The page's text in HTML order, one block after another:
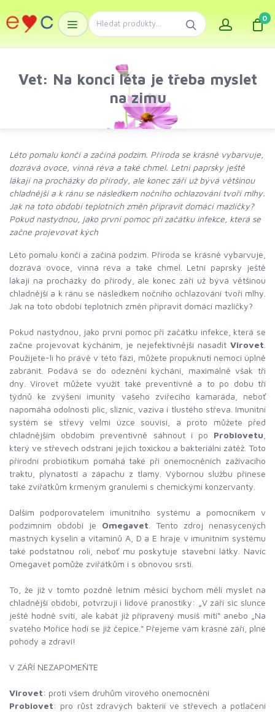
0
Vet: Na konci léta je třeba myslet
na zimu
Léto pomalu končí a začíná podzim. Příroda se krásně vybarvuje,
dozrává ovoce, vinná réva a také chmel. Letní paprsky ještě
lákají na procházky do přírody, ale konec září už bývá většinou
chladnější a k ránu se následkem nočního ochlazování tvoří mlhy.
Jak na toto období teplotních změn připravit domácí mazlíčky?
Pokud nastydnou, jako první pomoc při začátku infekce, která se
začne projevovat kých
Léto pomalu končí a začíná podzim. Příroda se krásně vybarvuje,
dozrává ovoce, vinná réva a také chmel. Letní paprsky ještě
lákají na procházky do přírody, ale konec září už bývá většinou
chladnější a k ránu se následkem nočního ochlazování tvoří mlhy.
Jak na toto období teplotních změn připravit domácí mazlíčky?
Pokud nastydnou, jako první pomoc při začátku infekce, která se
začne projevovat kýcháním, je nejefektivnější nasadit Virovet
Použijete-li ho právě v této fázi, můžete propuknutí nemoci úplně
zabránit. Podává se do odeznění kýchání, maximálně však tři
dny. Virovet můžete využít také preventivně a to po dobu tří
týdnů ke zvýšení imunity vašeho zvířecího kamaráda, neboť
napomáhá odolnosti plic, sliznic, vaziva i tlustého střeva. Imunitní
systém se střevy velmi úzce souvisí, a proto můžete před
chladnějším obdobím preventivně sáhnout i po Probiovetu
který ve střevech odstraní jejich toxickou a bakteriální zátěž. Toto
přírodní probiotikum pomáhá také při onemocněních zažívacího
traktu, plynatosti a zápachu z tlamy. Výbornou službu přinese
také zvířátkům krmeným granulemi s chemickými konzervanty.
Dalším podporovatelem imunitního systému a pomocníkem v
podzimním období je Omegavet . Tento zdroj nenasycených
mastných kyselin a vitaminů A, D a E hraje v imunitním systému
také podstatnou roli, neboť mu poskytuje stavební látky. Navíc
Omegavet pomůže zvířátkům i s obnovou srsti.
To, že již v tomto pozdně letním měsíci bychom měli myslet na
chladnější období, potvrzují i lidové pranostiky: „V září sic slunce
ještě hodně svítí, ale kabát již připravený musíš míti“ anebo „Na
svatého Mořice hodí se již čepice.“ Přejeme vám krásné září, plné
pohody a zdraví!
V ZÁŘÍ NEZAPOMEŇTE
Virovet: proti všem druhům virového onemocnění
Probiovet: pro růst zdravých bakterií ve střevech a potlačení